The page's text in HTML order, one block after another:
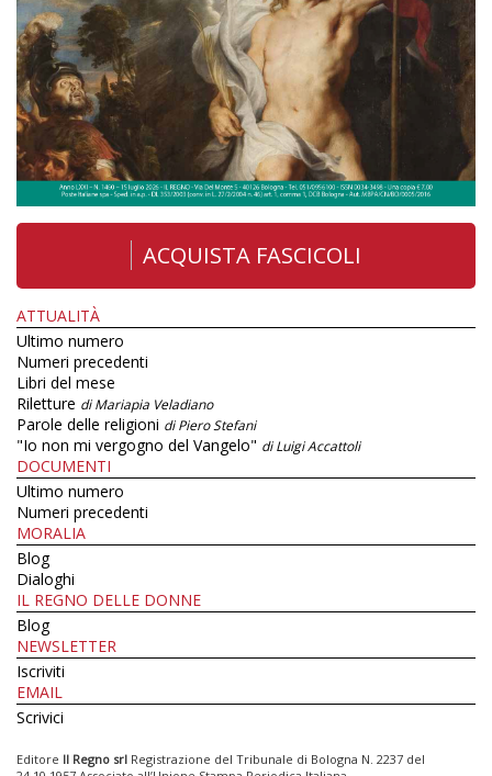
ACQUISTA FASCICOLI
ATTUALITÀ
Ultimo numero
Numeri precedenti
Libri del mese
Riletture di Mariapia Veladiano
Parole delle religioni di Piero Stefani
"Io non mi vergogno del Vangelo" di Luigi Accattoli
DOCUMENTI
Ultimo numero
Numeri precedenti
MORALIA
Blog
Dialoghi
IL REGNO DELLE DONNE
Blog
NEWSLETTER
Iscriviti
EMAIL
Scrivici
Editore Il Regno srl Registrazione del Tribunale di Bologna N. 2237 del